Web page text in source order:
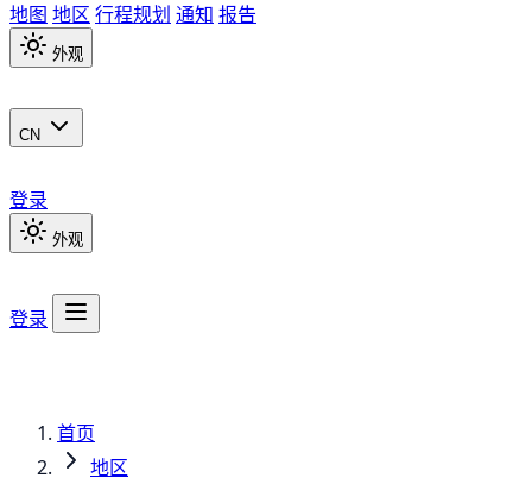
地图 地区 行程规划 通知 报告
外观
CN
登录
外观
登录
首页
地区